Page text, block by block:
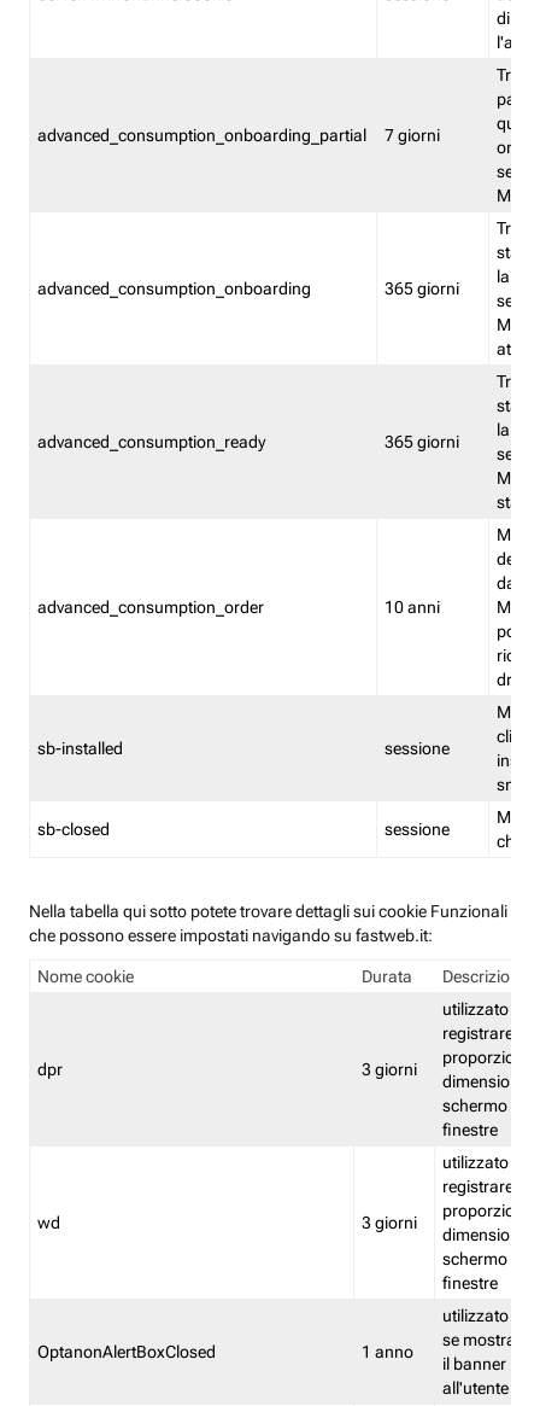
advanced_consumption_onboarding_partial 7 giorni
advanced_consumption_onboarding 365 giorni
stata
la
advanced_consumption_ready 365 giorni
stata
la
stato
advanced_consumption_order 10 anni
delle
sb-installed sessione
sb-closed sessione
Nella tabella qui sotto potete trovare dettagli sui cookie Funzionali
che possono essere impostati navigando su fastweb.it:
Nome cookie Durata Descrizione
dpr 3 giorni
utilizzato per
registrare le
proporzioni
dimensioni
schermo e
finestre
wd 3 giorni
utilizzato per
registrare le
proporzioni
dimensioni
schermo e
finestre
OptanonAlertBoxClosed 1 anno
utilizzato per
se mostrare
il banner
all'utente